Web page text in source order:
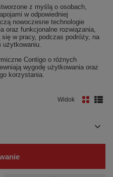
z myślą o osobach,
w odpowiedniej
nowoczesne technologie
oraz funkcjonalne rozwiązania,
w pracy, podczas podróży, na
użytkowaniu.
Contigo o różnych
wygodę użytkowania oraz
korzystania.
Widok